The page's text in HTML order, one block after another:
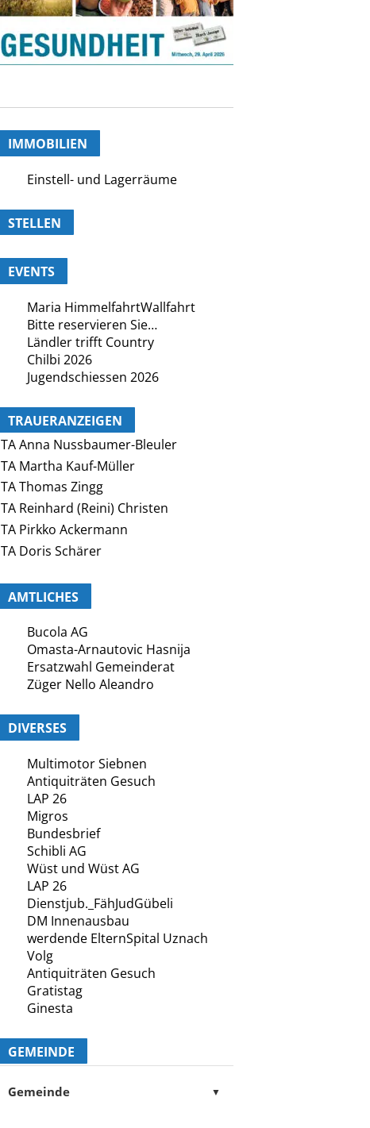
IMMOBILIEN
Einstell- und Lagerräume
STELLEN
EVENTS
Maria HimmelfahrtWallfahrt
Bitte reservieren Sie…
Ländler trifft Country
Chilbi 2026
Jugendschiessen 2026
TRAUERANZEIGEN
TA Anna Nussbaumer-Bleuler
TA Martha Kauf-Müller
TA Thomas Zingg
TA Reinhard (Reini) Christen
TA Pirkko Ackermann
TA Doris Schärer
AMTLICHES
Bucola AG
Omasta-Arnautovic Hasnija
Ersatzwahl Gemeinderat
Züger Nello Aleandro
DIVERSES
Multimotor Siebnen
Antiquiträten Gesuch
LAP 26
Migros
Bundesbrief
Schibli AG
Wüst und Wüst AG
LAP 26
Dienstjub._FähJudGübeli
DM Innenausbau
werdende ElternSpital Uznach
Volg
Antiquiträten Gesuch
Gratistag
Ginesta
GEMEINDE
Gemeinde ▼